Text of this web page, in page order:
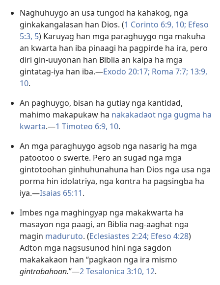
Naghuhuygo an usa tungod ha kahakog, nga
ginkakangalasan han Dios. (1 Corinto 6:9, 10; Efeso
5:3, 5) Karuyag han mga paraghuygo nga makuha
an kwarta han iba pinaagi ha pagpirde ha ira, pero
diri gin-uuyonan han Biblia an kaipa ha mga
gintatag-iya han iba.—Exodo 20:17; Roma 7:7; 13:9,
10.
An paghuygo, bisan ha gutiay nga kantidad,
mahimo makapukaw ha nakakadaot nga gugma ha
kwarta.—1 Timoteo 6:9, 10.
An mga paraghuygo agsob nga nasarig ha mga
patootoo o swerte. Pero an sugad nga mga
gintotoohan ginhuhunahuna han Dios nga usa nga
porma hin idolatriya, nga kontra ha pagsingba ha
iya.—Isaias 65:11.
Imbes nga maghingyap nga makakwarta ha
masayon nga paagi, an Biblia nag-aaghat nga
magin maduruto. (Eclesiastes 2:24; Efeso 4:28)
Adton mga nagsusunod hini nga sagdon
makakakaon han “pagkaon nga ira mismo
gintrabahoan.”—2 Tesalonica 3:10, 12.